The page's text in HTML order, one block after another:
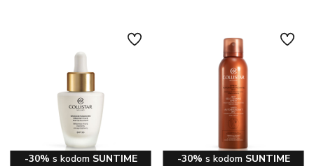
-30% s kodom SUNTIME -30% s kodom SUNTIME